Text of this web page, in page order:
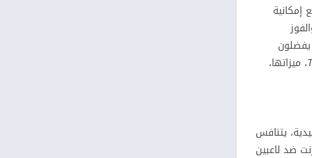
إمكانية
يفضلون
، ميزاتها،
يتنافس
ضد لاعبين